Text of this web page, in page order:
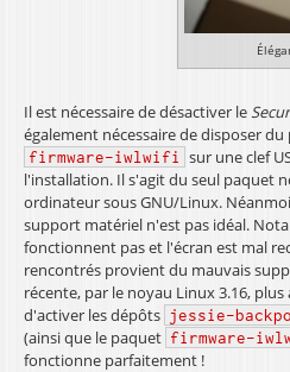
Il est nécessaire de désactiver le
également nécessaire de disposer
firmware-iwlwifi
sur une clef
l'installation. Il s'agit du seul paquet
ordinateur sous GNU/Linux.
support matériel n'est pas idéal.
fonctionnent pas et l'écran est mal
rencontrés provient du mauvais
récente, par le noyau Linux 3.16,
d'activer les dépôts jessie-
(ainsi que le paquet firmware-
fonctionne parfaitement !